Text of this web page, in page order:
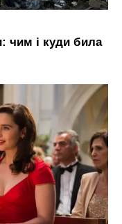
чим і куди била